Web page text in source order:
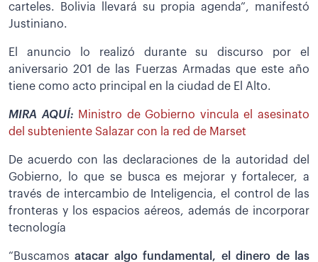
carteles. Bolivia llevará su propia agenda”, manifestó
Justiniano.
El anuncio lo realizó durante su discurso por el
aniversario 201 de las Fuerzas Armadas que este año
tiene como acto principal en la ciudad de El Alto.
MIRA AQUÍ: Ministro de Gobierno vincula el asesinato
del subteniente Salazar con la red de Marset
De acuerdo con las declaraciones de la autoridad del
Gobierno, lo que se busca es mejorar y fortalecer, a
través de intercambio de Inteligencia, el control de las
fronteras y los espacios aéreos, además de incorporar
tecnología
“Buscamos atacar algo fundamental, el dinero de las